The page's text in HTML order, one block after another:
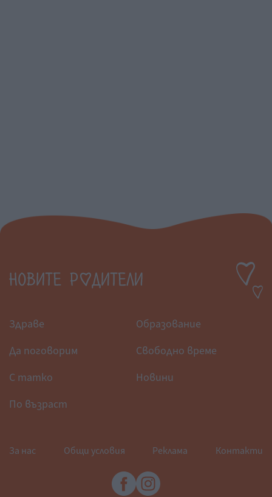
Здраве
Образование
Да поговорим
Свободно време
С татко
Новини
По възраст
За нас Общи условия Реклама Контакти